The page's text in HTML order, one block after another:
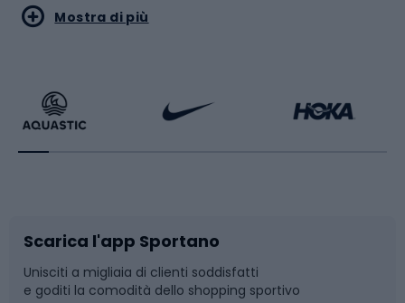
Sport acquatici
Bikepacking
Bushcraft
Sport di arti marziali
Sport con le racchette
Slitte e slittini
Mostra di più
Scarica l'app Sportano
Unisciti a migliaia di clienti soddisfatti
e goditi la comodità dello shopping sportivo